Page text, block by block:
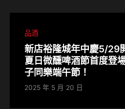
品酒
新店裕隆城年中慶5/29
夏日微醺啤酒節首度登
子同樂端午節！
2025 年 5 月 20 日